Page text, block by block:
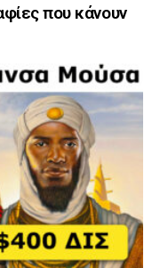
που κάνουν